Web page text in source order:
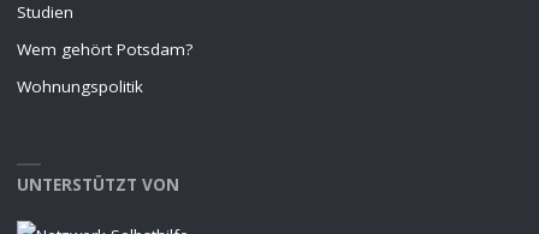
Studien
Wem gehört Potsdam?
Wohnungspolitik
UNTERSTÜTZT VON